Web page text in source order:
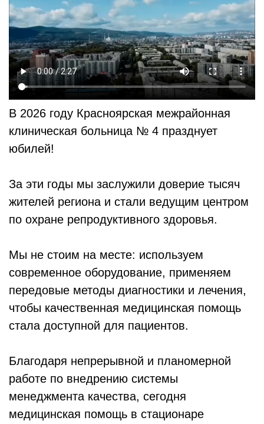
В 2026 году Красноярская межрайонная
клиническая больница № 4 празднует
юбилей!
За эти годы мы заслужили доверие тысяч
жителей региона и стали ведущим центром
по охране репродуктивного здоровья.
Мы не стоим на месте: используем
современное оборудование, применяем
передовые методы диагностики и лечения,
чтобы качественная медицинская помощь
стала доступной для пациентов.
Благодаря непрерывной и планомерной
работе по внедрению системы
менеджмента качества, сегодня
медицинская помощь в стационаре